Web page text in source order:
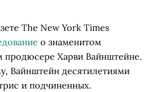
The New York Times
о знаменитом
продюсере Харви Вайнштейне.
Вайнштейн десятилетиями
и подчиненных.